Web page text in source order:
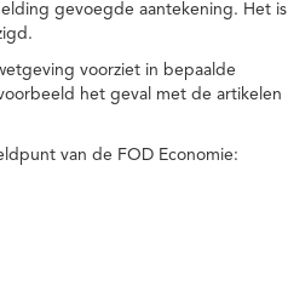
gevoegde aantekening. Het is
voorziet in bepaalde
het geval met de artikelen
van de FOD Economie: